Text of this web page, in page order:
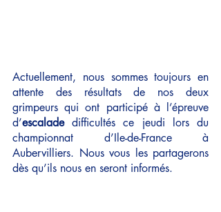
Actuellement, nous sommes toujours en
attente des résultats de nos deux
grimpeurs qui ont participé à l’épreuve
d’escalade difficultés ce jeudi lors du
championnat d’Ile-de-France à
Aubervilliers. Nous vous les partagerons
dès qu’ils nous en seront informés.